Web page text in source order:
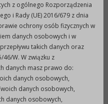
i rekreacji;
propozycje działań
Gminy Prudnik;
odpowiednie do
w realizacji
organowi zlecającemu
z ogólnego Rozporządzenia
i Rady (UE) 2016/679 z dnia
ochrony osób fizycznych w
danych osobowych i w
takich danych oraz
W. W związku z
danych masz prawo do:
danych osobowych,
danych osobowych,
danych osobowych,